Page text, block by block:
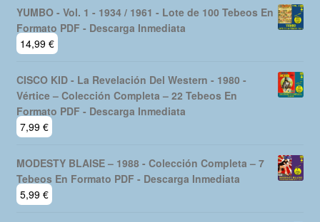
YUMBO - Vol. 1 - 1934 / 1961 - Lote de 100 Tebeos En
Formato PDF - Descarga Inmediata
14,99 €
CISCO KID - La Revelación Del Western - 1980 -
Vértice – Colección Completa – 22 Tebeos En
Formato PDF - Descarga Inmediata
7,99 €
MODESTY BLAISE – 1988 - Colección Completa – 7
Tebeos En Formato PDF - Descarga Inmediata
5,99 €